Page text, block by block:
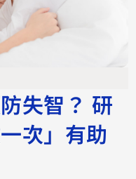
失智？ 研
次」有助